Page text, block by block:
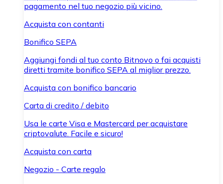
pagamento nel tuo negozio più vicino.
Acquista con contanti
Bonifico SEPA
Aggiungi fondi al tuo conto Bitnovo o fai acquisti
diretti tramite bonifico SEPA al miglior prezzo.
Acquista con bonifico bancario
Carta di credito / debito
Usa le carte Visa e Mastercard per acquistare
criptovalute. Facile e sicuro!
Acquista con carta
Negozio - Carte regalo